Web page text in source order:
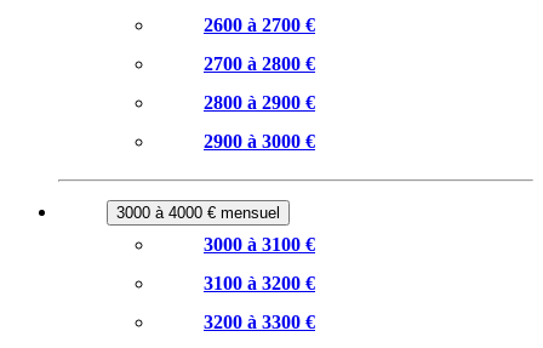
2600 à 2700 €
2700 à 2800 €
2800 à 2900 €
2900 à 3000 €
3000 à 4000 € mensuel
3000 à 3100 €
3100 à 3200 €
3200 à 3300 €